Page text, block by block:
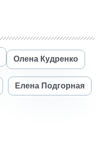
Олена Кудренко
Елена Подгорная